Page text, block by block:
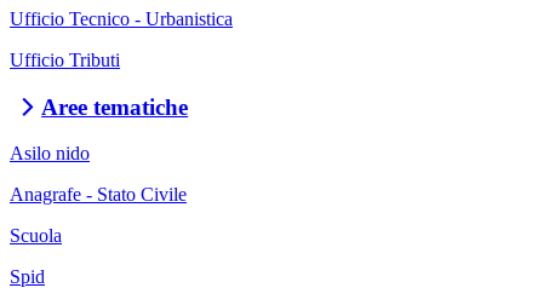
Ufficio Tecnico - Urbanistica
Ufficio Tributi
Aree tematiche
Asilo nido
Anagrafe - Stato Civile
Scuola
Spid